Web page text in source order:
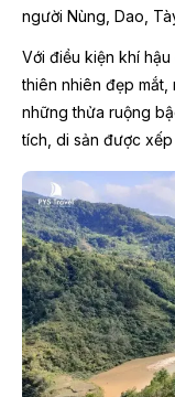
người Nùng, Dao,
Với điều kiện khí
thiên nhiên đẹp
những thửa ruộng
tích, di sản được